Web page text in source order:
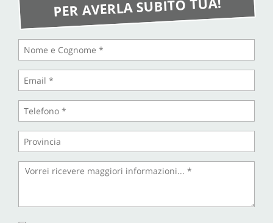
PER AVERLA SUBITO TUA!